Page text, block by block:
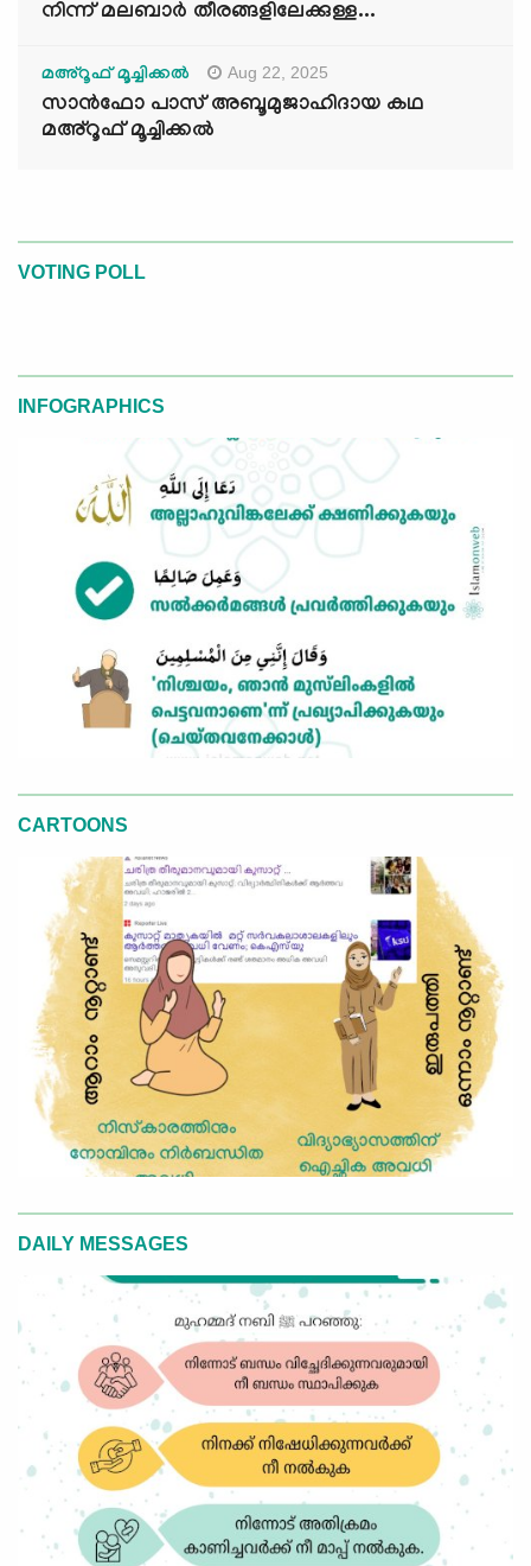
നിന്ന് മലബാർ തീരങ്ങളിലേക്കുള്ള...
മഅ്റൂഫ് മൂച്ചിക്കല്‍ Aug 22, 2025
സാൻഫോ പാസ് അബൂമുജാഹിദായ കഥ
മഅ്റൂഫ് മൂച്ചിക്കല്‍
VOTING POLL
INFOGRAPHICS
CARTOONS
DAILY MESSAGES